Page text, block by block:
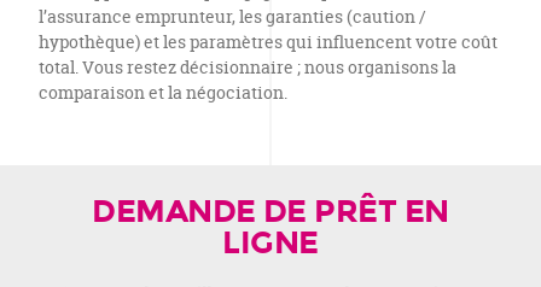
l’assurance emprunteur, les garanties (caution /
hypothèque) et les paramètres qui influencent votre coût
total. Vous restez décisionnaire ; nous organisons la
comparaison et la négociation.
DEMANDE DE PRÊT EN
LIGNE